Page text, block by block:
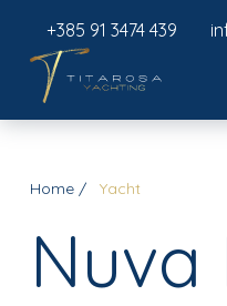
+385 91 3474 439
Home Yacht
Nuva